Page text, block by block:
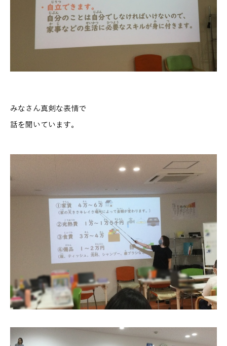
みなさん真剣な表情で
話を聞いています。